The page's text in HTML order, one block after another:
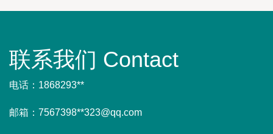
联系我们 Contact
电话：1868293**
邮箱：7567398**323@qq.com